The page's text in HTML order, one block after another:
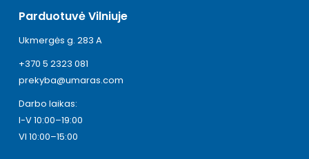
Parduotuvė Vilniuje
Ukmergės g. 283 A
+370 5 2323 081
prekyba@umaras.com
Darbo laikas:
I-V 10:00–19:00
VI 10:00–15:00